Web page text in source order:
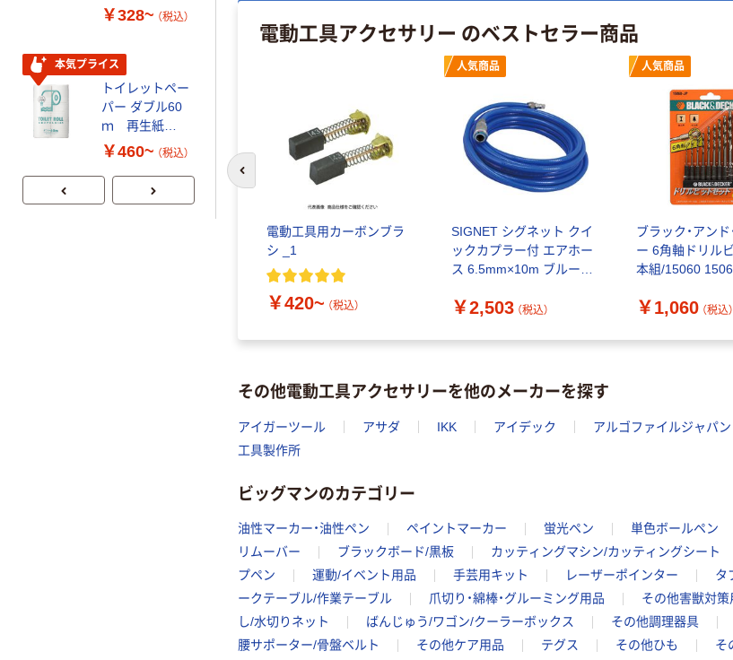
電動工具アクセサリー のベストセラー商品
人気商品
電動工具用カーボンブラ
シ _1
￥420~ （税込）
人気商品
SIGNET シグネット クイ
ックカプラー付 エアホー
ス 6.5mm×10m ブルー
￥2,503 （税込）
人気商品
ブラック・アンド
ー 6角軸ドリル
本組/15060
￥1,060 （税込）
前のスライドへ
その他電動工具アクセサリーを他のメーカーを探す
アイガーツール アサダ IKK アイデック アルゴファイルジャパン
工具製作所
ビッグマンのカテゴリー
油性マーカー・油性ペン ペイントマーカー 蛍光ペン 単色ボールペン
リムーバー
ブラックボード/黒板 カッティングマシン/カッティングシート
プペン
運動/イベント用品 手芸用キット レーザーポインター タ
ークテーブル/作業テーブル
爪切り・綿棒・グルーミング用品 その他害獣対策
し/水切りネット
ばんじゅう/ワゴン/クーラーボックス その他調理器具
腰サポーター/骨盤ベルト
その他ケア用品 テグス その他ひも そ
スクル スマート
証
￥328~ （税込）
本気プライス
トイレットペー
パー ダブル60
ｍ 再生紙
100% 6ロール
芯あり FSC認
証
￥460~ （税込）
リー）
ラルミネラルウ
ォーター 500ml
キャップシール
付き／2Lラベル
レス 10本
￥1,037~
（税込）
オリジナル
G バルクタイプ
指定医薬部外品
￥140~ （税込）
本気プライス
アスク
レのおそ
ート 大
共同企
レクリ
トイレ
オリジ
￥